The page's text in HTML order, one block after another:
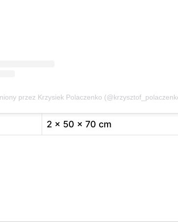
przez Krzysiek Polaczenko
2 × 50 × 70 cm